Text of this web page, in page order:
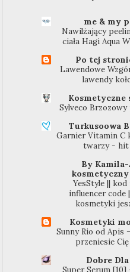
me & my
Nawilżający
ciała Hagi Aqua
Po tej
Lawendowe
lawendy
Kosmetyczne
Sylveco Brzozowy
Turkusoowa
Garnier Vitamin C
twarzy - hit
By
YesStyle ||
influencer code
kosmetyki
Kosmetyki
Sunny Rio od
przeniesie
Dobre
Super Serum